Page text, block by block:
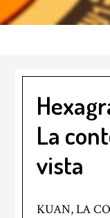
La
vista
KUAN, LA